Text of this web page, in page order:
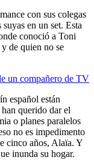
con sus colegas
en un set. Esta
conoció a Toni
de quien no se
español están
querido dar el
o planes paralelos
no es impedimento
cinco años, Alaïa. Y
inunda su hogar.